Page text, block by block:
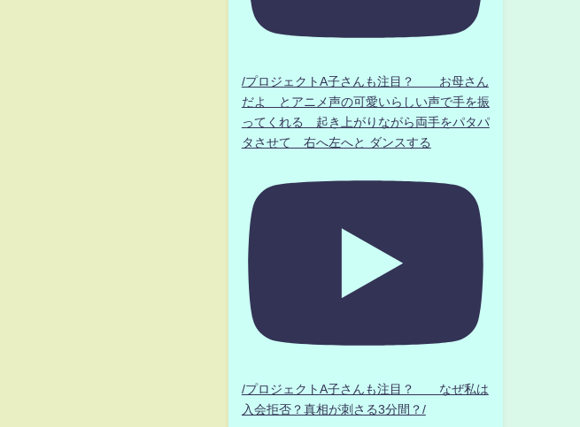
/プロジェクトA子さんも注目？ お母さん
だよ とアニメ声の可愛いらしい声で手を振
ってくれる 起き上がりながら両手をパタパ
タさせて 右へ左へと ダンスする
/プロジェクトA子さんも注目？ なぜ私は
入会拒否？真相が刺さる3分間？/